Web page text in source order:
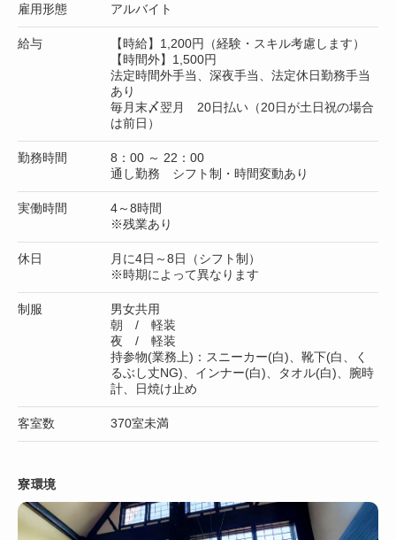
雇用形態 アルバイト
給与
【時給】1,200円（経験・スキル考慮します）
【時間外】1,500円
法定時間外手当、深夜手当、法定休日勤務手当
あり
毎月末〆翌月 20日払い（20日が土日祝の場合
は前日）
勤務時間
8：00 ～ 22：00
通し勤務 シフト制・時間変動あり
実働時間
4～8時間
※残業あり
休日
月に4日～8日（シフト制）
※時期によって異なります
制服
男女共用
朝 / 軽装
夜 / 軽装
持参物(業務上)：スニーカー(白)、靴下(白、く
るぶし丈NG)、インナー(白)、タオル(白)、腕時
計、日焼け止め
客室数 370室未満
寮環境